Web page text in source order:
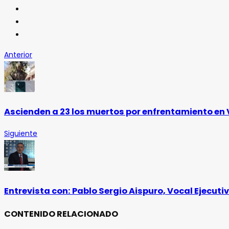
Anterior
Ascienden a 23 los muertos por enfrentamiento en
Siguiente
Entrevista con: Pablo Sergio Aispuro, Vocal
CONTENIDO RELACIONADO